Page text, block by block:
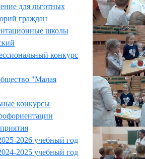
для льготных
граждан
школы
конкурс
"Малая
конкурсы
2026 учебный год
2025 учебный год